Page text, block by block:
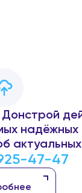
надёжных
актуальных
47-47